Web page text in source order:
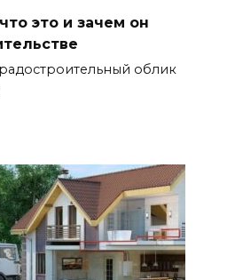
это и зачем он
облик